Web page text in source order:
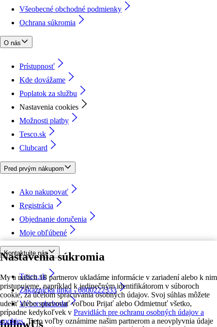
Nastavenia súkromia
My a našich 18 partnerov ukladáme informácie v zariadení alebo k nim
pristupujeme, napríklad k jedinečným identifikátorom v súboroch
cookie, za účelom spracúvania osobných údajov. Svoj súhlas môžete
udeliť alebo spravovať voľbou Prijať alebo Odmietnuť všetko,
prípadne kedykoľvek v Pravidlách pre ochranu osobných údajov a
cookies. Tieto voľby oznámime našim partnerom a neovplyvnia údaje
Všeobecné obchodné podmienky
Ochrana súkromia
O nás
Prístupnosť
Kde dovážame
Poplatok za službu
Nastavenia cookies
Možnosti platby
Tesco.sk
Clubcard
Pred prvým nákupom
Ako nakupovať
Registrácia
Objednanie doručenia
Moje obľúbené
Kontaktujte nás
Tesco.sk
Zákaznícka linka - 0800222333
Výber obchodu
followUs